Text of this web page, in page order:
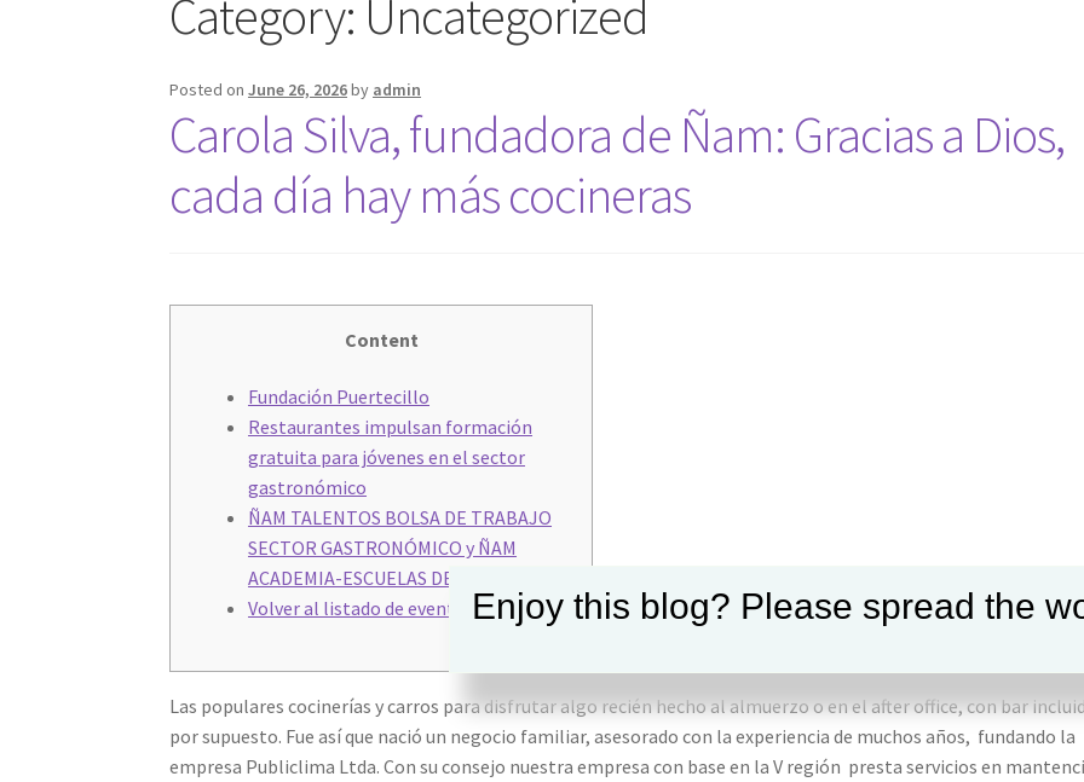
Category: Uncategorized
Posted onJune 26, 2026by admin
Carola Silva, fundadora de Ñam: Gracias a Dios,
cada día hay más cocineras
Content
Fundación Puertecillo
Restaurantes impulsan formación
gratuita para jóvenes en el sector
gastronómico
ÑAM TALENTOS BOLSA DE TRABAJO
SECTOR GASTRONÓMICO y ÑAM
ACADEMIA-ESCUELAS DE SERVICIOS
Volver al listado de eventos
Las populares cocinerías y carros para disfrutar algo recién hecho al almuerzo o en el after office, con bar
por supuesto. Fue así que nació un negocio familiar, asesorado con la experiencia de muchos años, fundando la
empresa Publiclima Ltda. Con su consejo nuestra empresa con base en la V región presta servicios en
Enjoy this blog? Please spread the